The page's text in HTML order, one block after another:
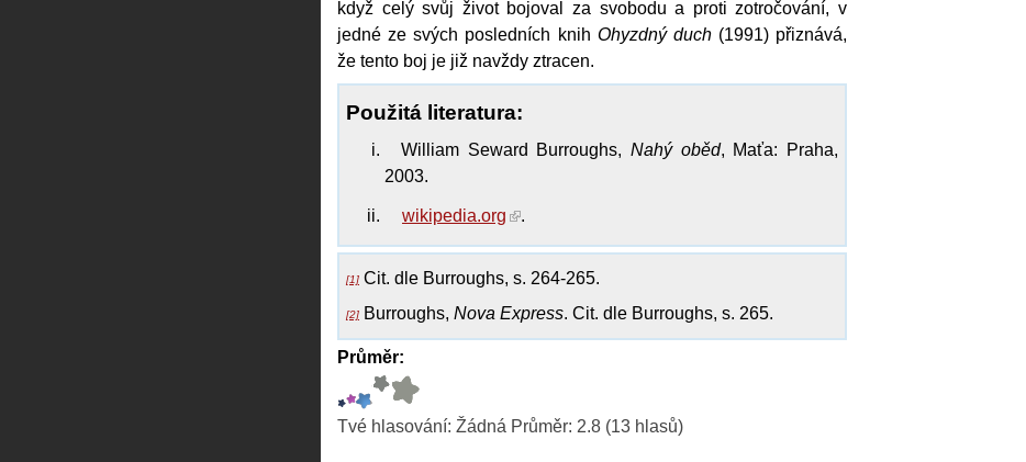
když celý svůj život bojoval za svobodu a proti zotročování, v
jedné ze svých posledních knih Ohyzdný duch(1991) přiznává,
že tento boj je již navždy ztracen.
Použitá literatura:
William Seward Burroughs, Nahý oběd, Maťa: Praha,
2003.
wikipedia.org .
[1] Cit. dle Burroughs, s. 264-265.
[2] Burroughs, Nova Express. Cit. dle Burroughs, s. 265.
Průměr:
Tvé hlasování: Žádná Průměr: 2.8 (13 hlasů)